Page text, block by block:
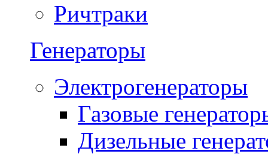
Ричтраки
Генераторы
Электрогенераторы
Газовые
Дизельные